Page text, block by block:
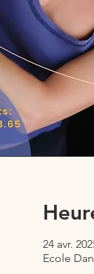
24 avr.
Ecole